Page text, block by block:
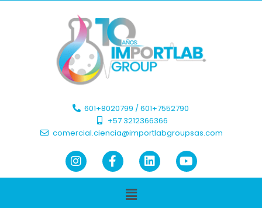
601+8020799 / 601+7552790 ​
+57 3212366366​
comercial.ciencia@importlabgroupsas.com